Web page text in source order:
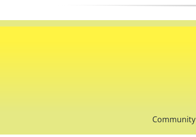
inhoud
Community